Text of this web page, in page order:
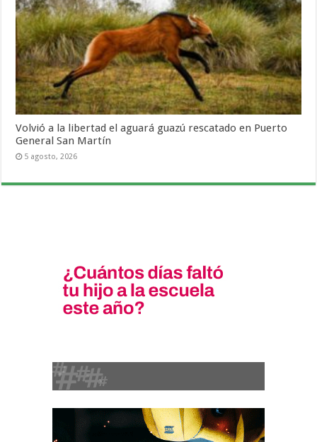
Volvió a la libertad el aguará guazú rescatado en Puerto
General San Martín
5 agosto, 2026